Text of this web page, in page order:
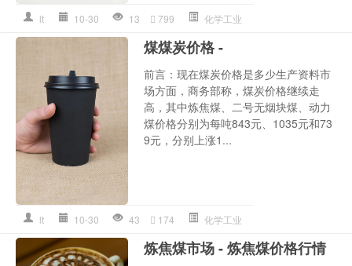
lt 10-30 13 799 化学工业
煤煤炭价格 -
前言：现在煤炭价格是多少生产资料市
场方面，商务部称，煤炭价格继续走
高，其中炼焦煤、二号无烟块煤、动力
煤价格分别为每吨843元、1035元和73
9元，分别上涨1...
lt 10-30 43 174 化学工业
炼焦煤市场 - 炼焦煤价格行情